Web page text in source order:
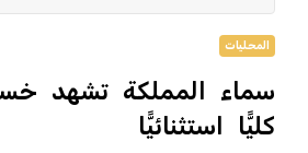
المحليات
سماء المملكة تشهد
كليًّا استثنائيًّا